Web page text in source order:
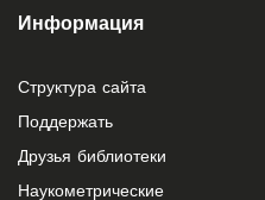
Информация
Структура сайта
Поддержать
Друзья библиотеки
Наукометрические